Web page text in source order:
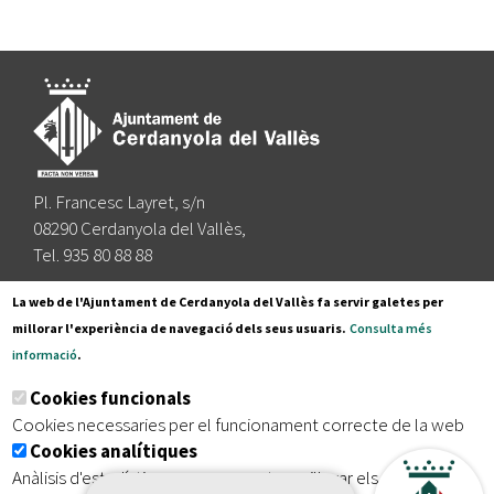
Pl. Francesc Layret, s/n
08290 Cerdanyola del Vallès,
Tel. 935 80 88 88
Segueix-nos a:
Subscriu-te al nostre butlletí
Inici | Avís legal | Protecció de dades Mapa del lloc
| Accessibilitat
La web de l'Ajuntament de Cerdanyola del Vallès fa servir galetes per
millorar l'experiència de navegació dels seus usuaris. Consulta més
informació.
Cookies funcionals
Cookies necessaries per el funcionament correcte de la web
Cookies analítiques
Anàlisis d'estadístiques que permeten millorar els serveis del